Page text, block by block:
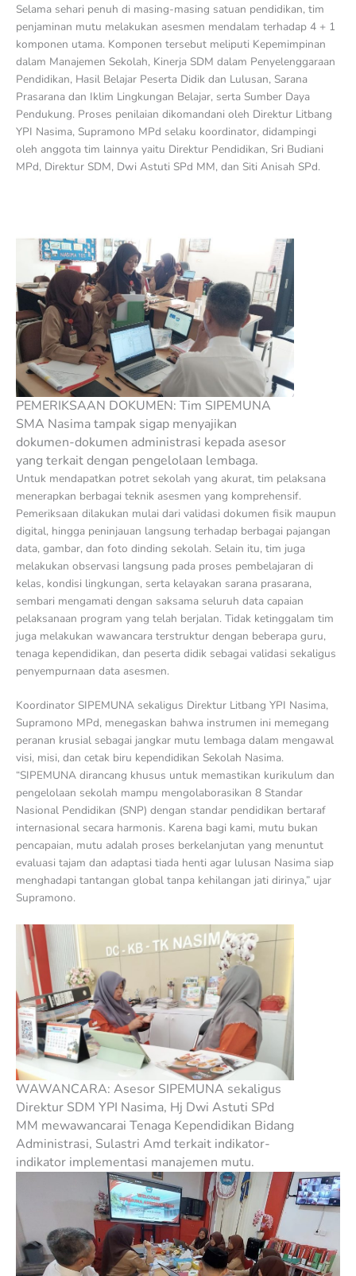
Selama sehari penuh di masing-masing satuan pendidikan, tim
penjaminan mutu melakukan asesmen mendalam terhadap 4 + 1
komponen utama. Komponen tersebut meliputi Kepemimpinan
dalam Manajemen Sekolah, Kinerja SDM dalam Penyelenggaraan
Pendidikan, Hasil Belajar Peserta Didik dan Lulusan, Sarana
Prasarana dan Iklim Lingkungan Belajar, serta Sumber Daya
Pendukung. Proses penilaian dikomandani oleh Direktur Litbang
YPI Nasima, Supramono MPd selaku koordinator, didampingi
oleh anggota tim lainnya yaitu Direktur Pendidikan, Sri Budiani
MPd, Direktur SDM, Dwi Astuti SPd MM, dan Siti Anisah SPd.
PEMERIKSAAN DOKUMEN: Tim SIPEMUNA
SMA Nasima tampak sigap menyajikan
dokumen-dokumen administrasi kepada asesor
yang terkait dengan pengelolaan lembaga.
Untuk mendapatkan potret sekolah yang akurat, tim pelaksana
menerapkan berbagai teknik asesmen yang komprehensif.
Pemeriksaan dilakukan mulai dari validasi dokumen fisik maupun
digital, hingga peninjauan langsung terhadap berbagai pajangan
data, gambar, dan foto dinding sekolah. Selain itu, tim juga
melakukan observasi langsung pada proses pembelajaran di
kelas, kondisi lingkungan, serta kelayakan sarana prasarana,
sembari mengamati dengan saksama seluruh data capaian
pelaksanaan program yang telah berjalan. Tidak ketinggalam tim
juga melakukan wawancara terstruktur dengan beberapa guru,
tenaga kependidikan, dan peserta didik sebagai validasi sekaligus
penyempurnaan data asesmen.
Koordinator SIPEMUNA sekaligus Direktur Litbang YPI Nasima,
Supramono MPd, menegaskan bahwa instrumen ini memegang
peranan krusial sebagai jangkar mutu lembaga dalam mengawal
visi, misi, dan cetak biru kependidikan Sekolah Nasima.
“SIPEMUNA dirancang khusus untuk memastikan kurikulum dan
pengelolaan sekolah mampu mengolaborasikan 8 Standar
Nasional Pendidikan (SNP) dengan standar pendidikan bertaraf
internasional secara harmonis. Karena bagi kami, mutu bukan
pencapaian, mutu adalah proses berkelanjutan yang menuntut
evaluasi tajam dan adaptasi tiada henti agar lulusan Nasima siap
menghadapi tantangan global tanpa kehilangan jati dirinya,” ujar
Supramono.
WAWANCARA: Asesor SIPEMUNA sekaligus
Direktur SDM YPI Nasima, Hj Dwi Astuti SPd
MM mewawancarai Tenaga Kependidikan Bidang
Administrasi, Sulastri Amd terkait indikator-
indikator implementasi manajemen mutu.